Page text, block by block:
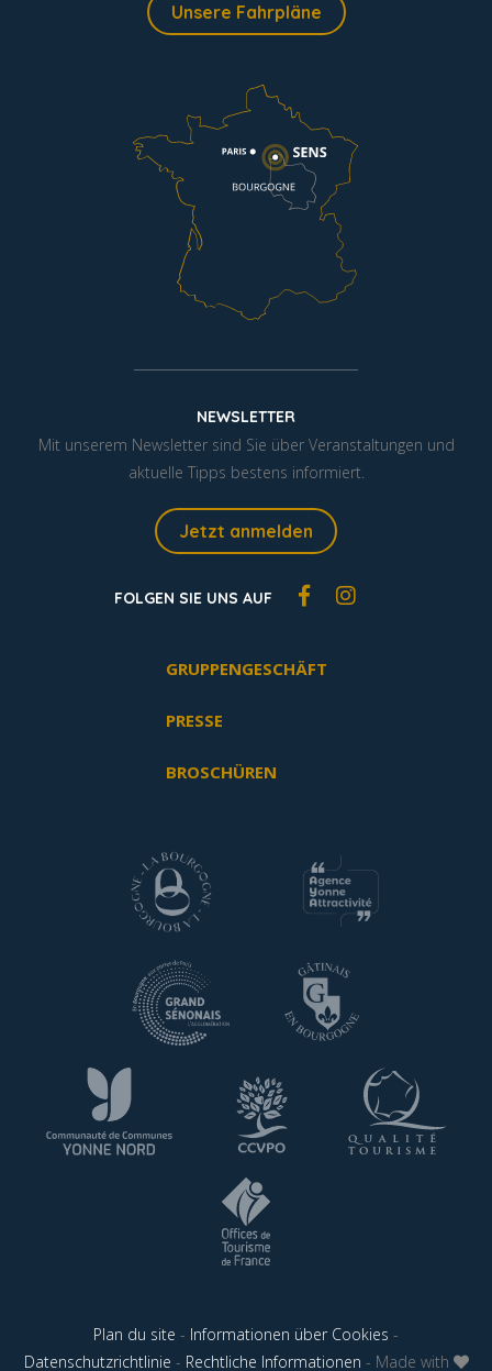
Unsere Fahrpläne
NEWSLETTER
Mit unserem Newsletter sind Sie über Veranstaltungen und
aktuelle Tipps bestens informiert.
Jetzt anmelden
FOLGEN SIE UNS AUF
GRUPPENGESCHÄFT
PRESSE
BROSCHÜREN
Plan du site - Informationen über Cookies -
Datenschutzrichtlinie - Rechtliche Informationen - Made with